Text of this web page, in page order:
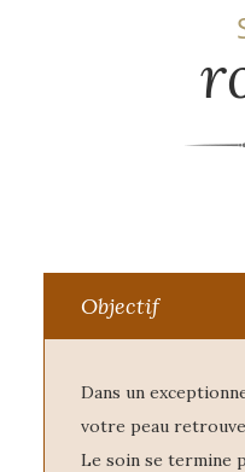
Objectif
Dans un
votre peau
Le soin se termine